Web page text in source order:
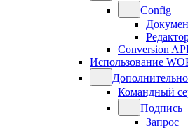
Config
Conversion
Использование
Командный
Подпись
Запрос